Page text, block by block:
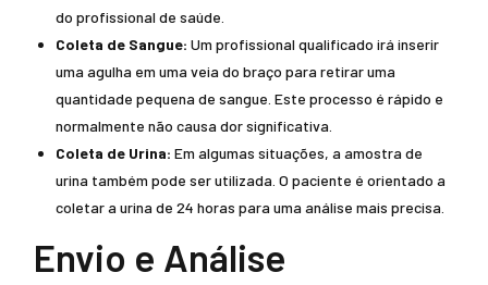
do profissional de saúde.
Coleta de Sangue: Um profissional qualificado irá inserir
uma agulha em uma veia do braço para retirar uma
quantidade pequena de sangue. Este processo é rápido e
normalmente não causa dor significativa.
Coleta de Urina: Em algumas situações, a amostra de
urina também pode ser utilizada. O paciente é orientado a
coletar a urina de 24 horas para uma análise mais precisa.
Envio e Análise